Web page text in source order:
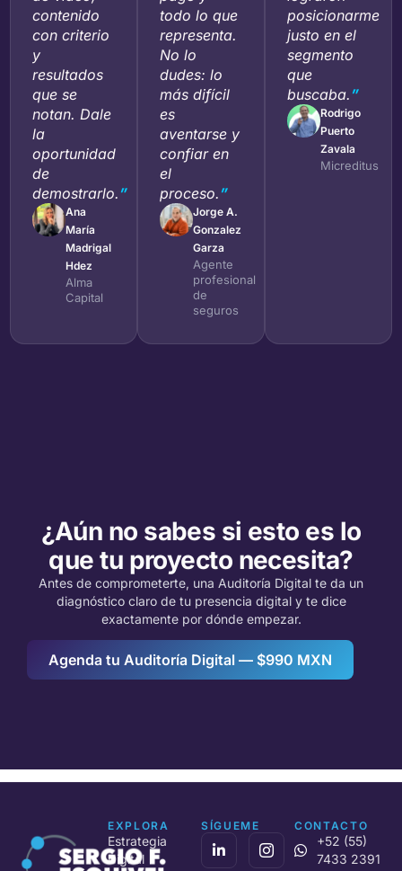
contenido
con criterio
y
resultados
que se
notan. Dale
la
oportunidad
de
demostrarlo. ”
Ana
María
Madrigal
Hdez
Alma
Capital
todo lo que
representa.
No lo
dudes: lo
más difícil
es
aventarse y
confiar en
el
proceso. ”
Jorge A.
Gonzalez
Garza
Agente
profesional
de
seguros
posicionarme
justo en el
segmento
que
buscaba. ”
Rodrigo
Puerto
Zavala
Micreditus
¿Aún no sabes si esto es lo
que tu proyecto necesita?
Antes de comprometerte, una Auditoría Digital te da un
diagnóstico claro de tu presencia digital y te dice
exactamente por dónde empezar.
Agenda tu Auditoría Digital — $990 MXN
EXPLORA
Estrategia
Digital
SÍGUEME
i
I
c
a
Y
o
i
X
-
h
CONTACTO
+52 (55)
7433 2391